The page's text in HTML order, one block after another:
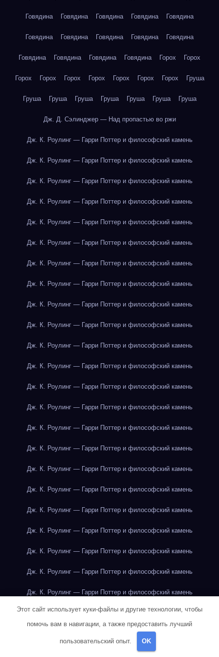
Говядина Говядина Говядина Говядина Говядина
Говядина Говядина Говядина Говядина Говядина
Говядина Говядина Говядина Говядина Горох Горох
Горох Горох Горох Горох Горох Горох Горох Груша
Груша Груша Груша Груша Груша Груша Груша
Дж. Д. Сэлинджер — Над пропастью во ржи
Дж. К. Роулинг — Гарри Поттер и философский камень
Дж. К. Роулинг — Гарри Поттер и философский камень
Дж. К. Роулинг — Гарри Поттер и философский камень
Дж. К. Роулинг — Гарри Поттер и философский камень
Дж. К. Роулинг — Гарри Поттер и философский камень
Дж. К. Роулинг — Гарри Поттер и философский камень
Дж. К. Роулинг — Гарри Поттер и философский камень
Дж. К. Роулинг — Гарри Поттер и философский камень
Дж. К. Роулинг — Гарри Поттер и философский камень
Дж. К. Роулинг — Гарри Поттер и философский камень
Дж. К. Роулинг — Гарри Поттер и философский камень
Дж. К. Роулинг — Гарри Поттер и философский камень
Дж. К. Роулинг — Гарри Поттер и философский камень
Дж. К. Роулинг — Гарри Поттер и философский камень
Дж. К. Роулинг — Гарри Поттер и философский камень
Дж. К. Роулинг — Гарри Поттер и философский камень
Дж. К. Роулинг — Гарри Поттер и философский камень
Дж. К. Роулинг — Гарри Поттер и философский камень
Дж. К. Роулинг — Гарри Поттер и философский камень
Дж. К. Роулинг — Гарри Поттер и философский камень
Дж. К. Роулинг — Гарри Поттер и философский камень
Дж. К. Роулинг — Гарри Поттер и философский камень
Дж. К. Роулинг — Гарри Поттер и философский камень
Дж. Р. Р. Толкин — Властелин колец
Дж. Р. Р. Толкин — Властелин колец
Дж. Р. Р. Толкин — Властелин колец
Этот сайт использует куки-файлы и другие технологии, чтобы
помочь вам в навигации, а также предоставить лучший
пользовательский опыт. OK